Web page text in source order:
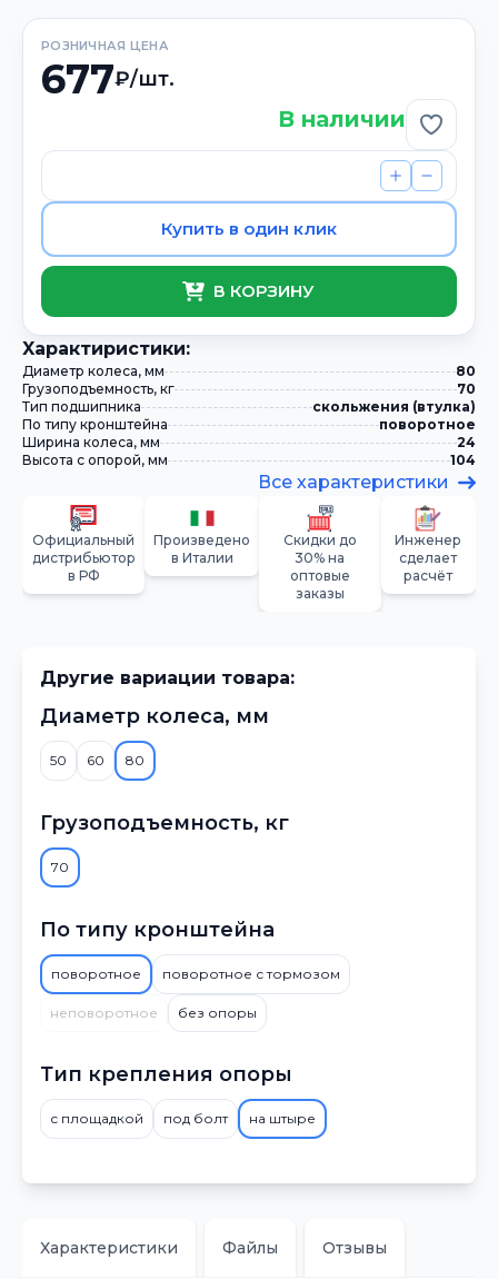
РОЗНИЧНАЯ ЦЕНА
677₽/шт.
В наличии
Купить в один клик
В КОРЗИНУ
Xарактиристики:
Диаметр колеса, мм
80
Грузоподъемность, кг
70
Тип подшипника
скольжения (втулка)
По типу кронштейна
поворотное
Ширина колеса, мм
24
Высота с опорой, мм
104
Все характеристики
Официальный
дистрибьютор
в РФ
Произведено
в Италии
Скидки до
30% на
оптовые
заказы
Инженер
сделает
расчёт
Другие вариации товара:
Диаметр колеса, мм
50 60 80
Грузоподъемность, кг
70
По типу кронштейна
поворотное поворотное с тормозом
неповоротное без опоры
Тип крепления опоры
с площадкой под болт на штыре
Характеристики Файлы Отзывы